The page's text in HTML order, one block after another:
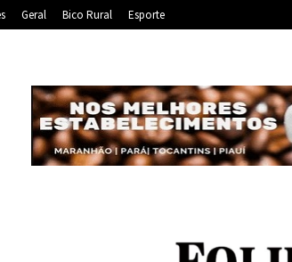
Geral Bico Rural Esporte